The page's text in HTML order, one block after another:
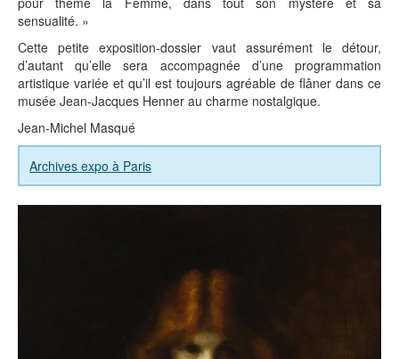
sensualité. »
Cette petite exposition-dossier vaut assurément le détour,
d’autant qu’elle sera accompagnée d’une programmation
artistique variée et qu’il est toujours agréable de flâner dans ce
musée Jean-Jacques Henner au charme nostalgique.
Jean-Michel Masqué
Archives expo à Paris